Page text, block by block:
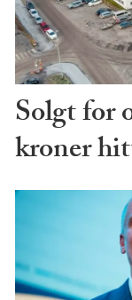
Solgt for
kroner